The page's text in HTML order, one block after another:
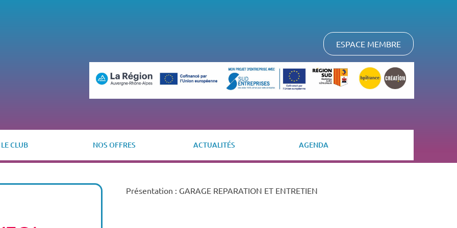
ESPACE MEMBRE
LE CLUB NOS OFFRES ACTUALITÉS AGENDA
Présentation : GARAGE REPARATION ET ENTRETIEN